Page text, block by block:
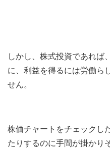
しかし、株式投資であれば
に、利益を得るには労働ら
せん。
株価チャートをチェックし
たりするのに手間が掛かり